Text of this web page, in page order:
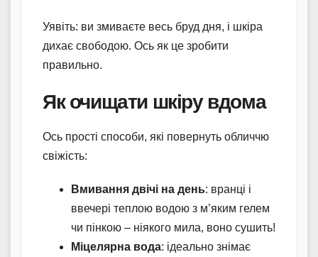
Уявіть: ви змиваєте весь бруд дня, і шкіра
дихає свободою. Ось як це зробити
правильно.
Як очищати шкіру вдома
Ось прості способи, які повернуть обличчю
свіжість:
Вмивання двічі на день: вранці і
ввечері теплою водою з м’яким гелем
чи пінкою – ніякого мила, воно сушить!
Міцелярна вода: ідеально знімає